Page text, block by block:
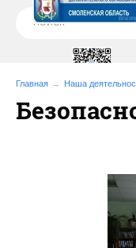
Главная Наша